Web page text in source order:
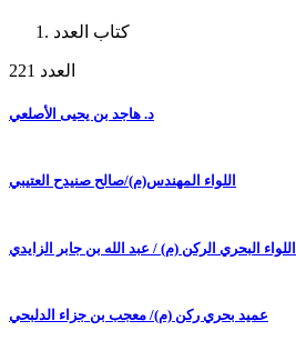
كتاب العدد
العدد 221
د. هاجد بن يحيى الأصلعي
اللواء المهندس(م)/صالح صنيدح العتيبي
اللواء البحري الركن (م) / عبد الله بن جابر الزايدي
عميد بحري ركن (م)/ معجب بن جزاء الدلبحي